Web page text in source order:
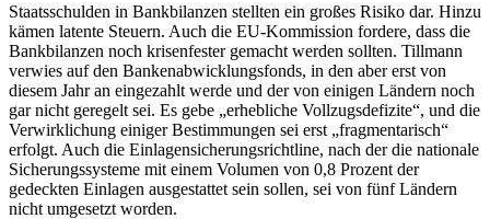
Staatsschulden in Bankbilanzen stellten ein großes Risiko dar. Hinzu
kämen latente Steuern. Auch die EU-Kommission fordere, dass die
Bankbilanzen noch krisenfester gemacht werden sollten. Tillmann
verwies auf den Bankenabwicklungsfonds, in den aber erst von
diesem Jahr an eingezahlt werde und der von einigen Ländern noch
gar nicht geregelt sei. Es gebe „erhebliche Vollzugsdefizite“, und die
Verwirklichung einiger Bestimmungen sei erst „fragmentarisch“
erfolgt. Auch die Einlagensicherungsrichtline, nach der die nationale
Sicherungssysteme mit einem Volumen von 0,8 Prozent der
gedeckten Einlagen ausgestattet sein sollen, sei von fünf Ländern
nicht umgesetzt worden.